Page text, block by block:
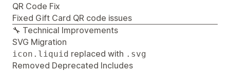
QR Code Fix
Fixed Gift Card QR code issues
🔧 Technical Improvements
SVG Migration
icon.liquid replaced with .svg
Removed Deprecated Includes